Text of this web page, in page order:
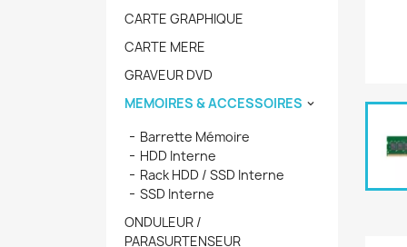
CARTE GRAPHIQUE
CARTE MERE
GRAVEUR DVD
MEMOIRES & ACCESSOIRES 
Barrette Mémoire
HDD Interne
Rack HDD / SSD Interne
SSD Interne
ONDULEUR /
PARASURTENSEUR